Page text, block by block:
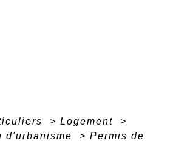
> Logement
>
d'urbanisme
> Permis de